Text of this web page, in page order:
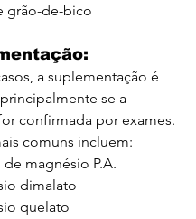
grão-de-bico
a suplementação é
se a
confirmada por exames.
comuns incluem:
magnésio P.A.
dimalato
quelato